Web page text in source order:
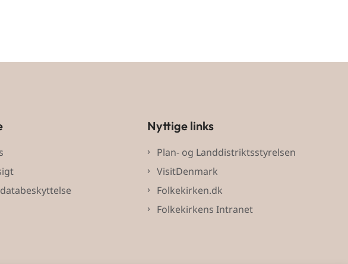
Nyttige links
Plan- og Landdistriktsstyrelsen
VisitDenmark
Folkekirken.dk
Folkekirkens Intranet